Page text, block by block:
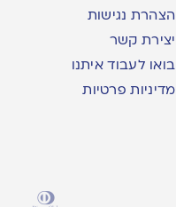
הצהרת נגישות
יצירת קשר
בואו לעבוד איתנו
מדיניות פרטיות